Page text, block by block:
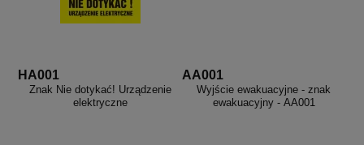
HA001
Znak Nie dotykać! Urządzenie
elektryczne
AA001
Wyjście ewakuacyjne - znak
ewakuacyjny - AA001